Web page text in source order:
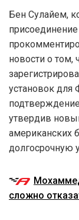
Бен Сулайем,
новости о том,
установок
утвердив
американских
долгосрочную
сложно